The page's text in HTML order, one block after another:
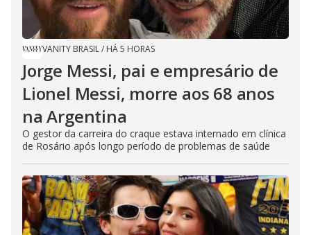
VANITY BRASIL/ HÁ 5 HORAS
Jorge Messi, pai e empresário de
Lionel Messi, morre aos 68 anos
na Argentina
O gestor da carreira do craque estava internado em clínica
de Rosário após longo período de problemas de saúde